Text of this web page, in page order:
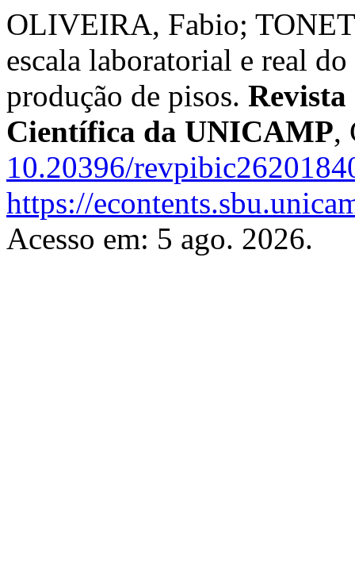
OLIVEIRA, Fabio;
escala laboratorial e real
produção de pisos.
Científica da UNICAMP,
10.20396/
https://
Acesso em: 5 ago. 2026.